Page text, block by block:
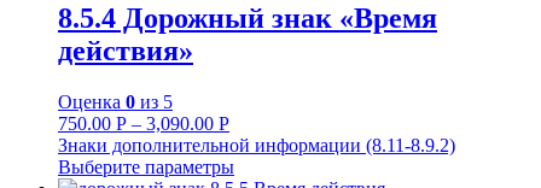
8.5.4 Дорожный знак «Время
действия»
Оценка 0 из 5
750.00 Р – 3,090.00 Р
Знаки дополнительной информации (8.11-8.9.2)
Выберите параметры